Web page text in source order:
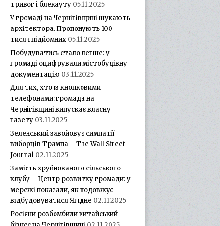
тривог і блекауту 05.11.2025
У громаді на Чернігівщині шукають
архітектора. Пропонують 100
тисяч підйомних 05.11.2025
Побудуватись стало легше: у
громаді оцифрували містобудівну
документацію 03.11.2025
Для тих, хто із кнопковими
телефонами: громада на
Чернігівщині випускає власну
газету 03.11.2025
Зеленський завойовує симпатії
виборців Трампа – The Wall Street
Journal 02.11.2025
Замість зруйнованого сільського
клубу – Центр розвитку громади: у
мережі показали, як подовжує
відбудовуватися Ягідне 02.11.2025
Росіяни розбомбили китайський